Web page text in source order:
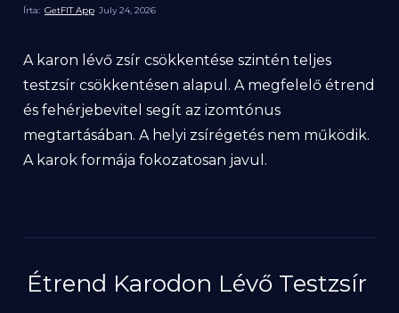
Írta: GetFIT App July 24, 2026
A karon lévő zsír csökkentése szintén teljes
testzsír csökkentésen alapul. A megfelelő étrend
és fehérjebevitel segít az izomtónus
megtartásában. A helyi zsírégetés nem működik.
A karok formája fokozatosan javul.
Étrend Karodon Lévő Testzsír